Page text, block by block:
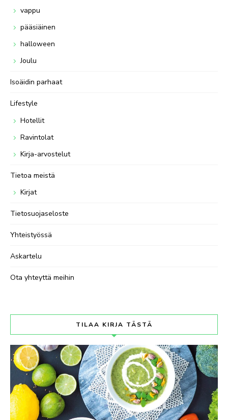
vappu
pääsiäinen
halloween
Joulu
Isoäidin parhaat
Lifestyle
Hotellit
Ravintolat
Kirja-arvostelut
Tietoa meistä
Kirjat
Tietosuojaseloste
Yhteistyössä
Askartelu
Ota yhteyttä meihin
TILAA KIRJA TÄSTÄ